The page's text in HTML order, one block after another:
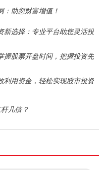
：助您财富增值！
新选择：专业平台助您灵活投
握股票开盘时间，把握投资先
利用资金，轻松实现股市投资
几倍？